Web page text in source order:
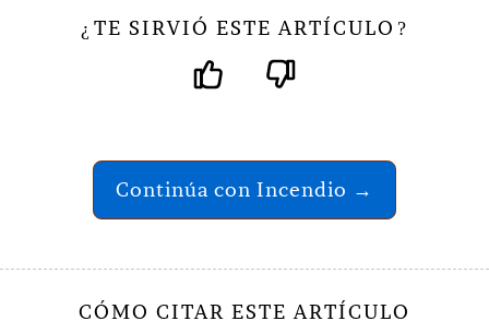
¿ TE SIRVIÓ ESTE ARTÍCULO ?
Continúa con Incendio →
CÓMO CITAR ESTE ARTÍCULO